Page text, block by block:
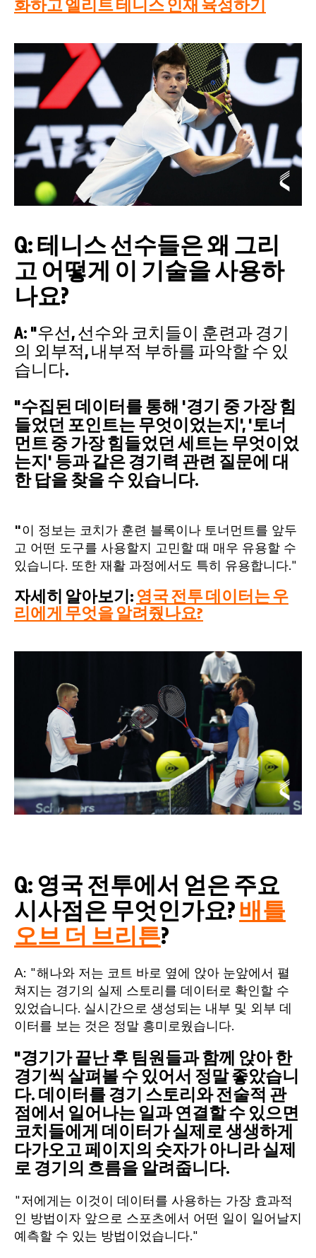
화하고 엘리트 테니스 인재 육성하기
Q: 테니스 선수들은 왜 그리
고 어떻게 이 기술을 사용하
나요?
A: "우선, 선수와 코치들이 훈련과 경기
의 외부적, 내부적 부하를 파악할 수 있
습니다.
"수집된 데이터를 통해 '경기 중 가장 힘
들었던 포인트는 무엇이었는지', '토너
먼트 중 가장 힘들었던 세트는 무엇이었
는지' 등과 같은 경기력 관련 질문에 대
한 답을 찾을 수 있습니다.
"이 정보는 코치가 훈련 블록이나 토너먼트를 앞두
고 어떤 도구를 사용할지 고민할 때 매우 유용할 수
있습니다. 또한 재활 과정에서도 특히 유용합니다."
자세히 알아보기: 영국 전투 데이터는 우
리에게 무엇을 알려줬나요?
Q: 영국 전투에서 얻은 주요
시사점은 무엇인가요? 배틀
오브 더 브리튼?
A: "해나와 저는 코트 바로 옆에 앉아 눈앞에서 펼
쳐지는 경기의 실제 스토리를 데이터로 확인할 수
있었습니다. 실시간으로 생성되는 내부 및 외부 데
이터를 보는 것은 정말 흥미로웠습니다.
"경기가 끝난 후 팀원들과 함께 앉아 한
경기씩 살펴볼 수 있어서 정말 좋았습니
다. 데이터를 경기 스토리와 전술적 관
점에서 일어나는 일과 연결할 수 있으면
코치들에게 데이터가 실제로 생생하게
다가오고 페이지의 숫자가 아니라 실제
로 경기의 흐름을 알려줍니다.
"저에게는 이것이 데이터를 사용하는 가장 효과적
인 방법이자 앞으로 스포츠에서 어떤 일이 일어날지
예측할 수 있는 방법이었습니다."